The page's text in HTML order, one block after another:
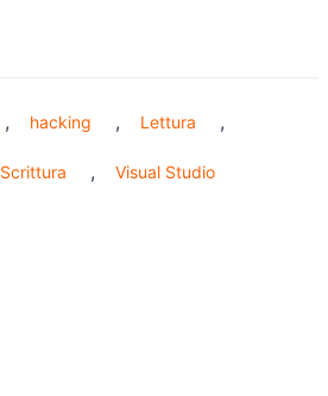
, hacking , Lettura ,
Scrittura , Visual Studio